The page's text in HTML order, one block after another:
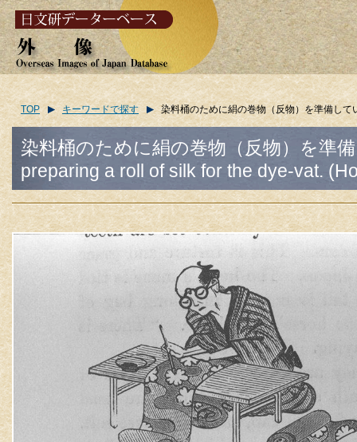
TOP キーワードで探す 染料桶のために絹の巻物（反物）を準備し
染料桶のために絹の巻物（反物）を準
preparing a roll of silk for the dye-vat.